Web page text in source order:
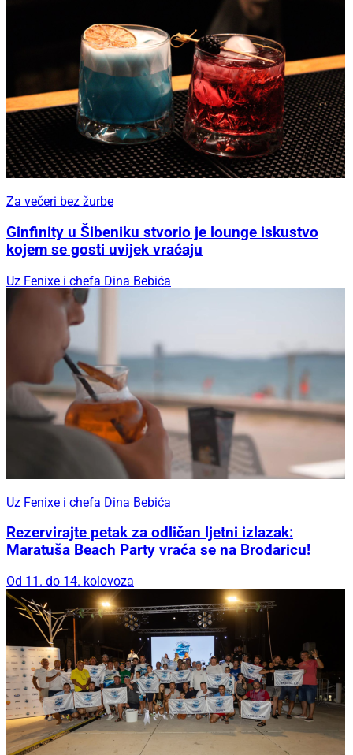
Za večeri bez žurbe
Ginfinity u Šibeniku stvorio je lounge iskustvo
kojem se gosti uvijek vraćaju
Uz Fenixe i chefa Dina Bebića
Uz Fenixe i chefa Dina Bebića
Rezervirajte petak za odličan ljetni izlazak:
Maratuša Beach Party vraća se na Brodaricu!
Od 11. do 14. kolovoza